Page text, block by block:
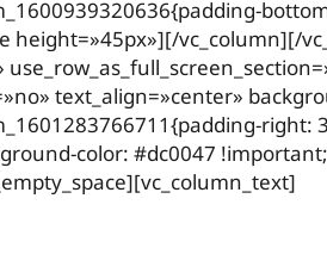
height=»45px»][/vc_column][/
text_align=»center»
color: #dc0047